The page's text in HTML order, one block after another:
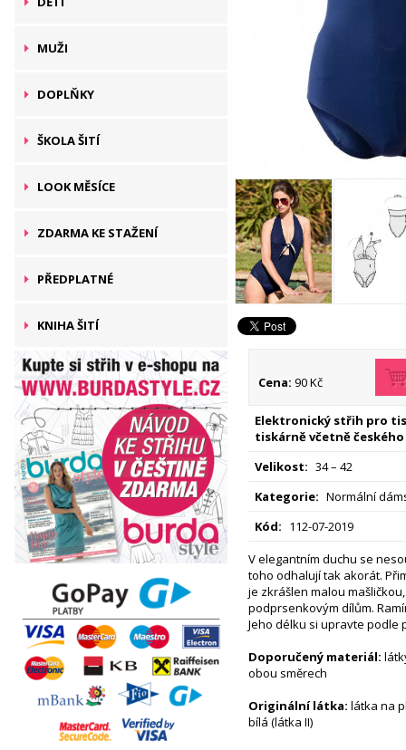
MUŽI
DOPLŇKY
ŠKOLA ŠITÍ
LOOK MĚSÍCE
ZDARMA KE STAŽENÍ
PŘEDPLATNÉ
KNIHA ŠITÍ
Cena: 90 Kč
Elektronický střih pro
tiskárně včetně českého
Velikost: 34 – 42
Kategorie: Normální
Kód: 112-07-2019
V elegantním duchu se
toho odhalují tak akorát.
je zkrášlen malou
podprsenkovým dílům.
Jeho délku si upravte podle
Doporučený materiál:
obou směrech
Originální látka: látka na
bílá (látka II)